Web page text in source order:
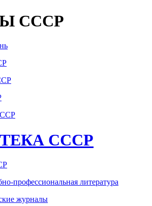
СССР
СССР
профессиональная литература
журналы